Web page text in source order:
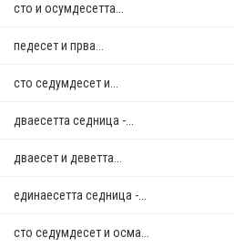
сто и осумдесетта...
педесет и прва...
сто седумдесет и...
дваесетта седница -...
дваесет и деветта...
единаесетта седница -...
сто седумдесет и осма...